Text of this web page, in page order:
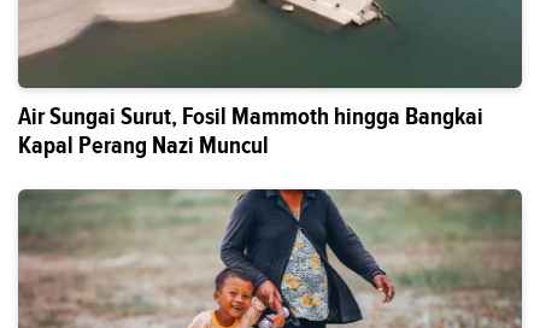
Air Sungai Surut, Fosil Mammoth hingga Bangkai
Kapal Perang Nazi Muncul